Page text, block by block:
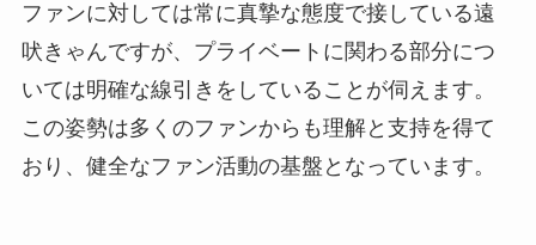
ファンに対しては常に真摯な態度で接している遠
吠きゃんですが、プライベートに関わる部分につ
いては明確な線引きをしていることが伺えます。
この姿勢は多くのファンからも理解と支持を得て
おり、健全なファン活動の基盤となっています。